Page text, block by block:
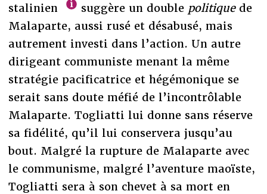
stalinien
suggère un double politiquede
Malaparte, aussi rusé et désabusé, mais
autrement investi dans l’action. Un autre
dirigeant communiste menant la même
stratégie pacificatrice et hégémonique se
serait sans doute méfié de l’incontrôlable
Malaparte. Togliatti lui donne sans réserve
sa fidélité, qu’il lui conservera jusqu’au
bout. Malgré la rupture de Malaparte avec
le communisme, malgré l’aventure maoïste,
Togliatti sera à son chevet à sa mort en